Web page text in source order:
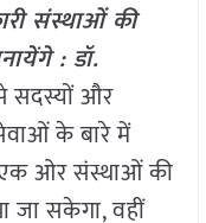
संस्थाओं की
: डॉ.
सदस्यों और
के बारे में
एक ओर संस्थाओं की
जा सकेगा, वहीं